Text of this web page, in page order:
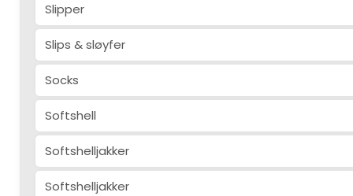
Slipper
Slips & sløyfer
Socks
Softshell
Softshelljakker
Softshelljakker